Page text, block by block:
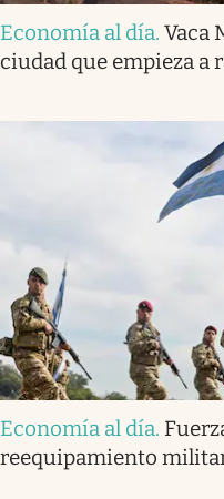
Economía al día. Vaca
ciudad que empieza a
Economía al día.
reequipamiento